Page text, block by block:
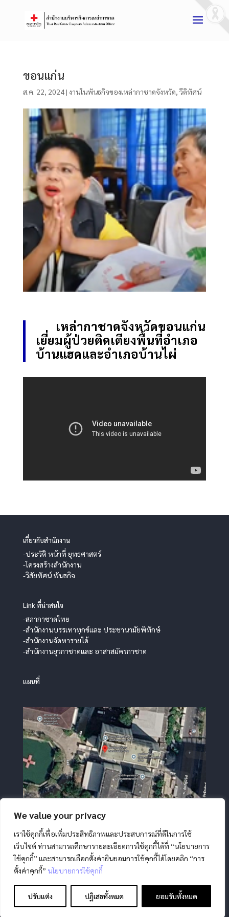
We value your privacy
เราใช้คุกกี้เพื่อเพิ่มประสิทธิภาพและประสบการณ์ที่ดีในการใช้
เว็บไซต์ ท่านสามารถศึกษารายละเอียดการใช้คุกกี้ได้ที่ “นโยบายการ
ใช้คุกกี้” และสามารถเลือกตั้งค่ายินยอมการใช้คุกกี้ได้โดยคลิก “การ
ตั้งค่าคุกกี้” นโยบายการใช้คุกกี้
ปรับแต่ง ปฏิเสธทั้งหมด ยอมรับทั้งหมด
ขอนแก่น
ส.ค. 22, 2024| งานในพันธกิจของเหล่ากาชาดจังหวัด, วีดิทัศน์
เหล่ากาชาดจังหวัดขอนแก่น
เยี่ยมผู้ป่วยติดเตียงพื้นที่อำเภอ
บ้านแฮดและอำเภอบ้านไผ่
เกี่ยวกับสำนักงาน
-ประวัติ หน้าที่ ยุทธศาสตร์
-โครงสร้างสำนักงาน
-วิสัยทัศน์ พันธกิจ
Link ที่น่าสนใจ
-สภากาชาดไทย
-สำนักงานบรรเทาทุกข์และ ประชานามัยพิทักษ์
-สำนักงานจัดหารายได้
-สำนักงานยุวกาชาดและ อาสาสมัครกาชาด
แผนที่
ส่วนบุคคล
นโยบายคุกกี้ |ข้อตกลงการใช้งาน | มาตรการ
รักษาความมั่นคงปลอดภัยข้อมูลส่วนบุคคล